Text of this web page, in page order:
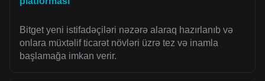
Bitget yeni istifadəçiləri nəzərə alaraq hazırlanıb və
onlara müxtəlif ticarət növləri üzrə tez və inamla
başlamağa imkan verir.